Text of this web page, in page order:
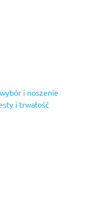
i noszenie
i trwałość